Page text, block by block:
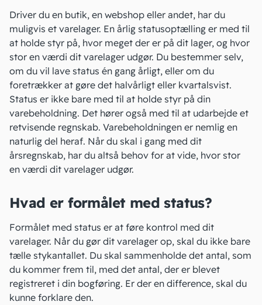
Driver du en butik, en webshop eller andet, har du
muligvis et varelager. En årlig statusoptælling er med til
at holde styr på, hvor meget der er på dit lager, og hvor
stor en værdi dit varelager udgør. Du bestemmer selv,
om du vil lave status én gang årligt, eller om du
foretrækker at gøre det halvårligt eller kvartalsvist.
Status er ikke bare med til at holde styr på din
varebeholdning. Det hører også med til at udarbejde et
retvisende regnskab. Varebeholdningen er nemlig en
naturlig del heraf. Når du skal i gang med dit
årsregnskab, har du altså behov for at vide, hvor stor
en værdi dit varelager udgør.
Hvad er formålet med status?
Formålet med status er at føre kontrol med dit
varelager. Når du gør dit varelager op, skal du ikke bare
tælle stykantallet. Du skal sammenholde det antal, som
du kommer frem til, med det antal, der er blevet
registreret i din bogføring. Er der en difference, skal du
kunne forklare den.